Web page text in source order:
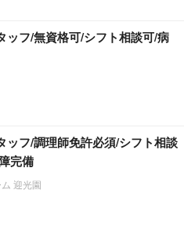
ッフ/無資格可/シフト相談可/病
ッフ/調理師免許必須/シフト相談
完備
迎光園